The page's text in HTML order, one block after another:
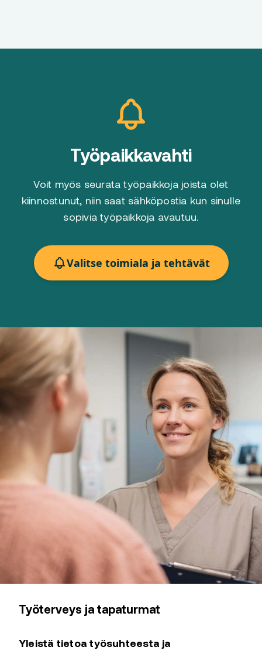
Työpaikkavahti
Voit myös seurata työpaikkoja joista olet
kiinnostunut, niin saat sähköpostia kun sinulle
sopivia työpaikkoja avautuu.
Valitse toimiala ja tehtävät
Työterveys ja tapaturmat
Yleistä tietoa työsuhteesta ja